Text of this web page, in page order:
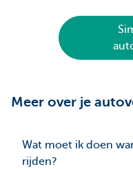
Meer over je
Wat moet ik doen
rijden?